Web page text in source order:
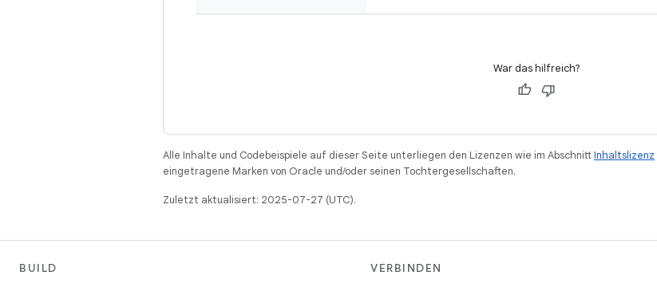
War das hilfreich?
Alle Inhalte und Codebeispiele auf dieser Seite unterliegen den Lizenzen wie im AbschnittInhaltslizenz
eingetragene Marken von Oracle und/oder seinen Tochtergesellschaften.
Zuletzt aktualisiert: 2025-07-27 (UTC).
BUILD
VERBINDEN